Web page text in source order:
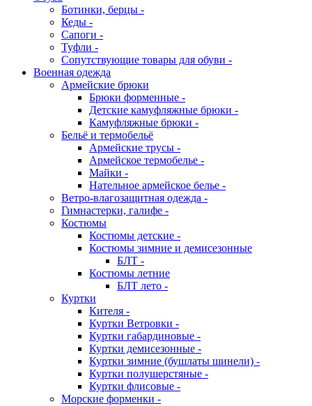
Ботинки, берцы -
Кеды -
Сапоги -
Туфли -
Сопутствующие товары для обуви -
Военная одежда
Армейские брюки
Брюки форменные -
Детские камуфляжные брюки -
Камуфляжные брюки -
Бельё и термобельё
Армейские трусы -
Армейское термобелье -
Майки -
Нательное армейское белье -
Ветро-влагозащитная одежда -
Гимнастерки, галифе -
Костюмы
Костюмы детские -
Костюмы зимние и демисезонные
БЛТ -
Костюмы летние
БЛТ лето -
Куртки
Кителя -
Куртки Ветровки -
Куртки габардиновые -
Куртки демисезонные -
Куртки зимние (бушлаты шинели) -
Куртки полушерстяные -
Куртки флисовые -
Морские форменки -